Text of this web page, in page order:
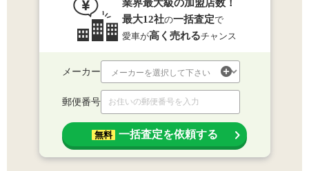
業界最大級の加盟店数！
最大12社の一括査定で
愛車が高く売れるチャンス
メーカー
郵便番号
無料 一括査定を依頼する